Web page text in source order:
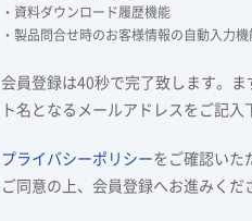
・資料ダウンロード履歴機能
・製品問合せ時のお客様情報の自動入力
会員登録は40秒で完了致します。ま
ト名となるメールアドレスをご記入
プライバシーポリシーをご確認いた
ご同意の上、会員登録へお進みくだ